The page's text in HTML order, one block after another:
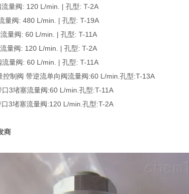
量阀: 120 L/min. | 孔型: T-2A
量阀: 480 L/min. | 孔型: T-19A
量阀: 60 L/min. | 孔型: T-11A
量阀: 120 L/min. | 孔型: T-2A
量阀: 60 L/min. | 孔型: T-11A
制阀 带逆流单向阀流量阀:60 L/min.孔型:T-13A
3堵塞流量阀:60 L/min.孔型:T-11A
3堵塞流量阀:120 L/min.孔型:T-2A
商